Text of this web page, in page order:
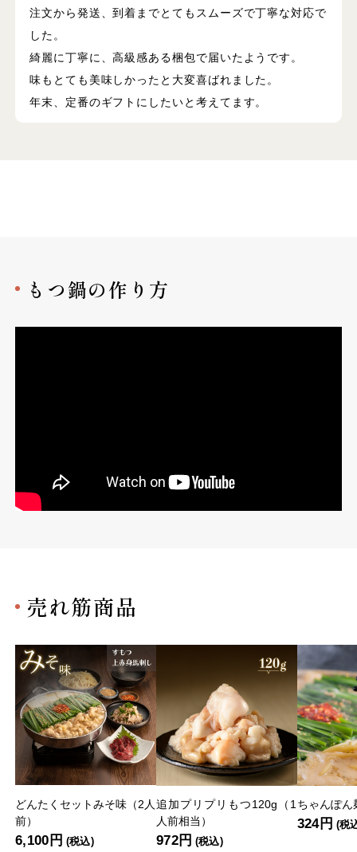
注文から発送、到着までとてもスムーズで丁寧な対応で
した。
綺麗に丁寧に、高級感ある梱包で届いたようです。
味もとても美味しかったと大変喜ばれました。
年末、定番のギフトにしたいと考えてます。
もつ鍋の作り方
売れ筋商品
どんたくセットみそ味（2人
前）
6,100円 (税込)
追加プリプリもつ120g（1
人前相当）
972円 (税込)
ちゃんぽ
324円 (税